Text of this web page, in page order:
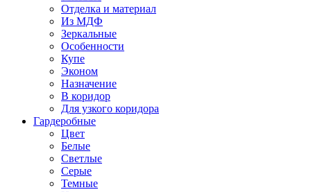
Отделка и материал
Из МДФ
Зеркальные
Особенности
Купе
Эконом
Назначение
В коридор
Для узкого коридора
Гардеробные
Цвет
Белые
Светлые
Серые
Темные